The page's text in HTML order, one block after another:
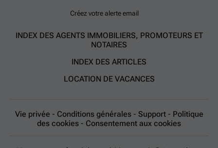
Créez votre alerte email
INDEX DES AGENTS IMMOBILIERS, PROMOTEURS ET
NOTAIRES
INDEX DES ARTICLES
LOCATION DE VACANCES
Vie privée - Conditions générales - Support - Politique
des cookies - Consentement aux cookies